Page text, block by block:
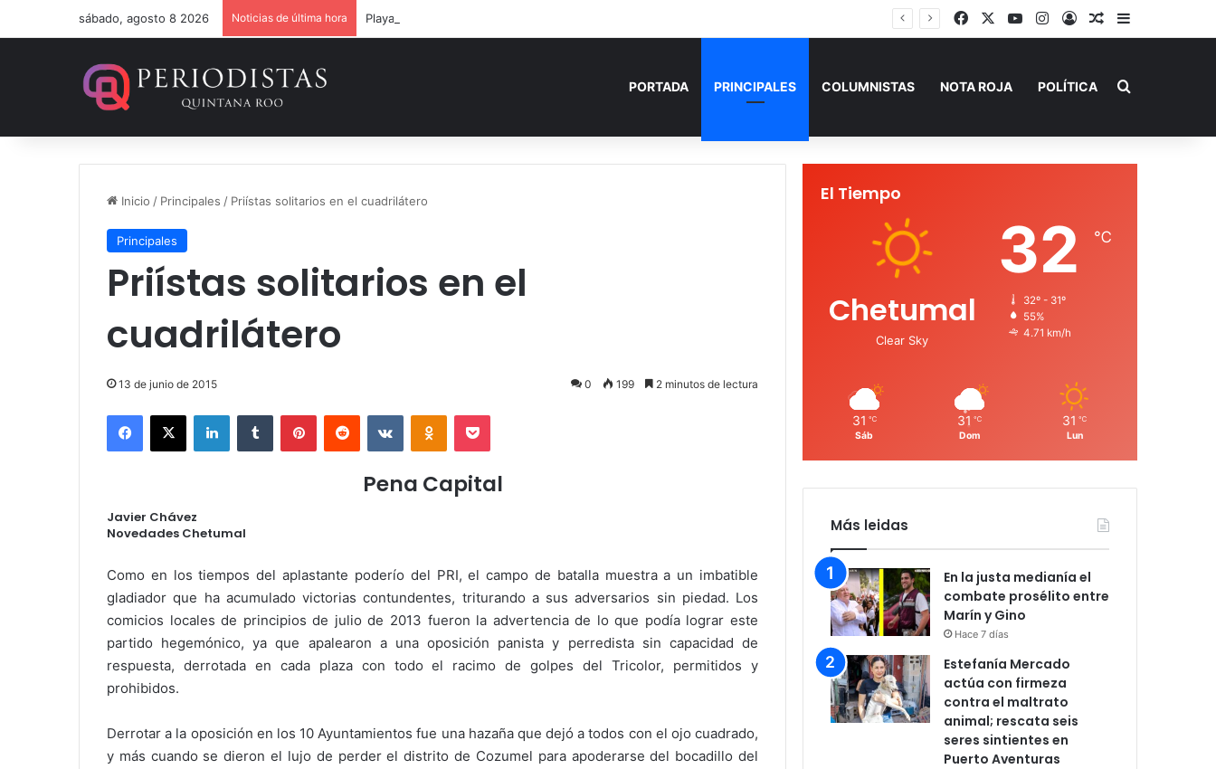
sábado, agosto 8 2026 Noticias de última hora FacebookYouTubeInstagram
AccesoPublicación al
Barra lateral
PORTADA PRINCIPALES COLUMNISTAS NOTA ROJA POLÍTICA Buscar por
Inicio / Principales / Priístas solitarios en el cuadrilátero
Principales
Priístas solitarios en el
cuadrilátero
13 de junio de 2015 0 199 2 minutos de lectura
Facebook
X LinkedInTumblr PinterestReddit VKontakteOdnoklassniki
Pocket
Pena Capital
Javier Chávez
Novedades Chetumal
Como en los tiempos del aplastante poderío del PRI, el campo de batalla muestra a un imbatible
gladiador que ha acumulado victorias contundentes, triturando a sus adversarios sin piedad. Los
comicios locales de principios de julio de 2013 fueron la advertencia de lo que podía lograr este
partido hegemónico, ya que apalearon a una oposición panista y perredista sin capacidad de
respuesta, derrotada en cada plaza con todo el racimo de golpes del Tricolor, permitidos y
prohibidos.
Derrotar a la oposición en los 10 Ayuntamientos fue una hazaña que dejó a todos con el ojo cuadrado,
y más cuando se dieron el lujo de perder el distrito de Cozumel para apoderarse del bocadillo del
El Tiempo
Chetumal
Clear Sky
32 ℃
32º - 31º
55%
4.71 km/h
31 ℃
Sáb
31 ℃
Dom
31 ℃
Lun
Más leidas
En la justa medianía el
combate prosélito entre
Marín y Gino
Hace 7 días
Estefanía Mercado
actúa con firmeza
contra el maltrato
animal; rescata seis
seres sintientes en
Puerto Aventuras